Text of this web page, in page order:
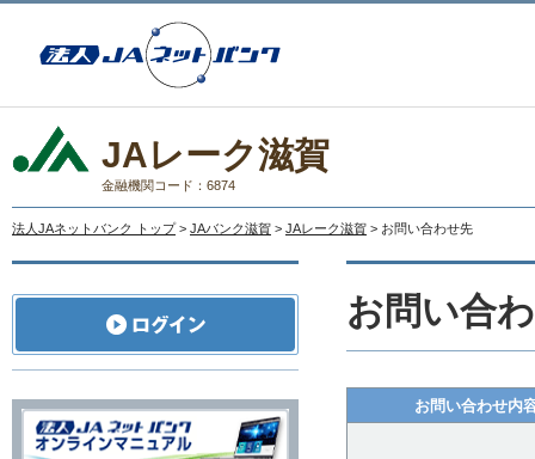
JAレーク滋賀
金融機関コード：6874
法人JAネットバンク トップ > JAバンク滋賀 > JAレーク滋賀 > お問い合わせ先
お問い合
お問い合わせ内